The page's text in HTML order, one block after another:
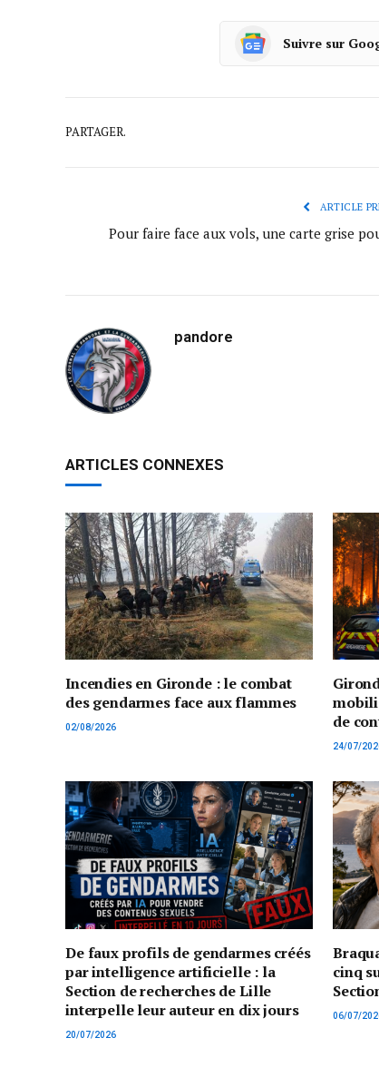
Suivre sur
PARTAGER.
ARTICLE
Pour faire face aux vols, une carte grise
pandore
ARTICLES CONNEXES
Incendies en Gironde : le combat
des gendarmes face aux flammes
02/08/2026
de
24/07/
De faux profils de gendarmes créés
par intelligence artificielle : la
Section de recherches de Lille
interpelle leur auteur en dix jours
20/07/2026
cinq
06/07/